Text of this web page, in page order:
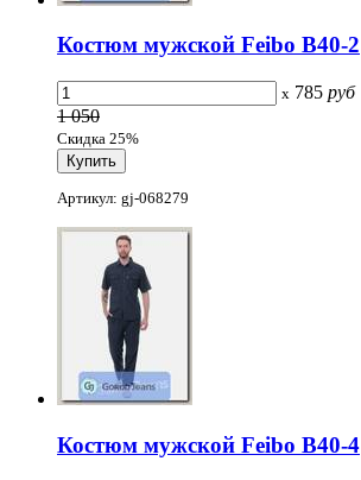
Костюм мужской Feibo B40-2
x 785 руб
1 050
Скидка 25%
Артикул: gj-068279
Костюм мужской Feibo B40-4